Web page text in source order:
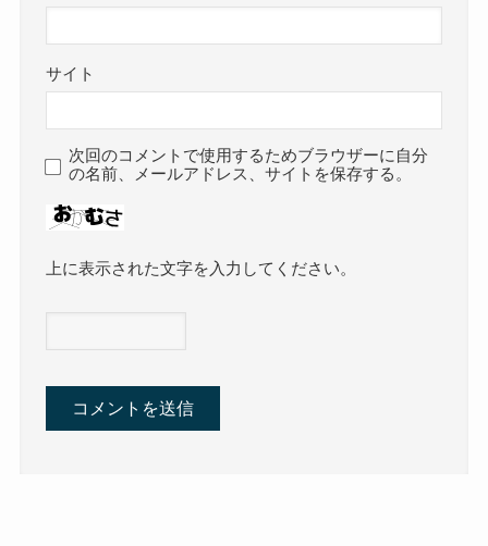
サイト
次回のコメントで使用するためブラウザーに自分
の名前、メールアドレス、サイトを保存する。
上に表示された文字を入力してください。